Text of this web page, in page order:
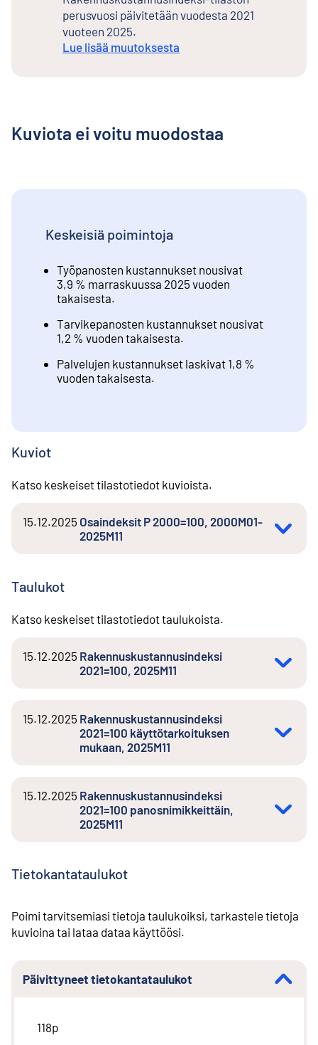
perusvuosi päivitetään vuodesta 2021
vuoteen 2025.
Lue lisää muutoksesta
Kuviota ei voitu muodostaa
Keskeisiä poimintoja
Työpanosten kustannukset nousivat
3,9 % marraskuussa 2025 vuoden
takaisesta.
Tarvikepanosten kustannukset nousivat
1,2 % vuoden takaisesta.
Palvelujen kustannukset laskivat 1,8 %
vuoden takaisesta.
Kuviot
Katso keskeiset tilastotiedot kuvioista.
15.12.2025 Osaindeksit P 2000=100, 2000M01-
2025M11
Taulukot
Katso keskeiset tilastotiedot taulukoista.
15.12.2025 Rakennuskustannusindeksi
2021=100, 2025M11
15.12.2025 Rakennuskustannusindeksi
2021=100 käyttötarkoituksen
mukaan, 2025M11
15.12.2025 Rakennuskustannusindeksi
2021=100 panosnimikkeittäin,
2025M11
Tietokantataulukot
Poimi tarvitsemiasi tietoja taulukoiksi, tarkastele tietoja
kuvioina tai lataa dataa käyttöösi.
Päivittyneet tietokantataulukot
118p